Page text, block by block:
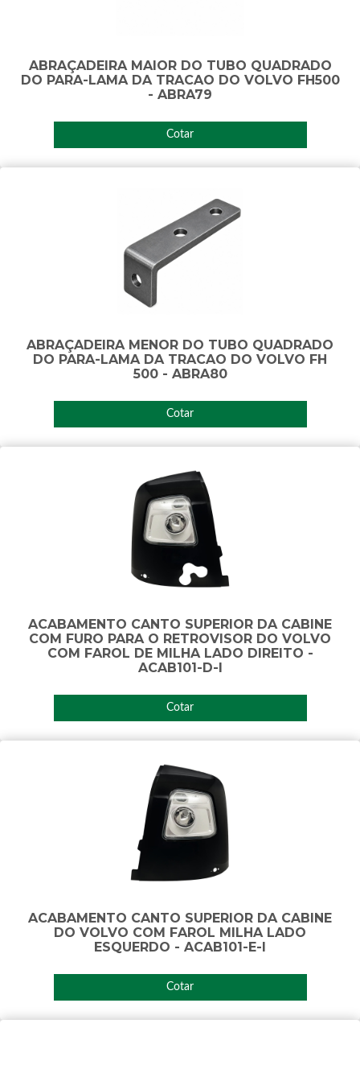
ABRAÇADEIRA MAIOR DO TUBO QUADRADO
DO PARA-LAMA DA TRACAO DO VOLVO FH500
- ABRA79
Cotar
ABRAÇADEIRA MENOR DO TUBO QUADRADO
DO PARA-LAMA DA TRACAO DO VOLVO FH
500 - ABRA80
Cotar
ACABAMENTO CANTO SUPERIOR DA CABINE
COM FURO PARA O RETROVISOR DO VOLVO
COM FAROL DE MILHA LADO DIREITO -
ACAB101-D-I
Cotar
ACABAMENTO CANTO SUPERIOR DA CABINE
DO VOLVO COM FAROL MILHA LADO
ESQUERDO - ACAB101-E-I
Cotar